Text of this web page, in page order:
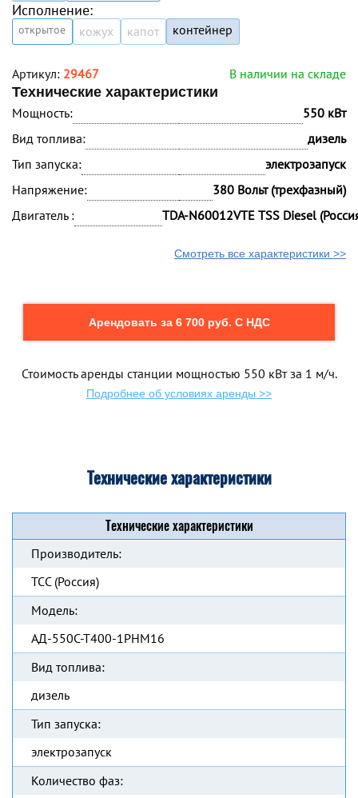
Исполнение:
открытое кожух капот контейнер
Артикул: 29467
В наличии на складе
Технические характеристики
Мощность:
550 кВт
Вид топлива:
дизель
Тип запуска:
электрозапуск
Напряжение:
380 Вольт (трехфазный)
Двигатель :
TDA-N60012VTE TSS Diesel
Смотреть все характеристики >>
Арендовать за 6 700 руб. С НДС
Стоимость аренды станции мощностью 550 кВт за 1 м/ч.
Подробнее об условиях аренды >>
Технические характеристики
Технические характеристики
Производитель:
ТСС (Россия)
Модель:
АД-550С-Т400-1РНМ16
Вид топлива:
дизель
Тип запуска:
электрозапуск
Количество фаз: